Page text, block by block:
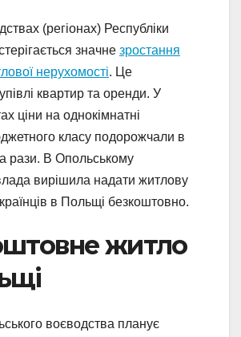
(регіонах) Республіки
значне зростання
нерухомості. Це
квартир та оренди. У
ціни на однокімнатні
класу подорожчали в
рази. В Опольському
вирішила надати житлову
в Польщі безкоштовно.
житло
воєводства планує